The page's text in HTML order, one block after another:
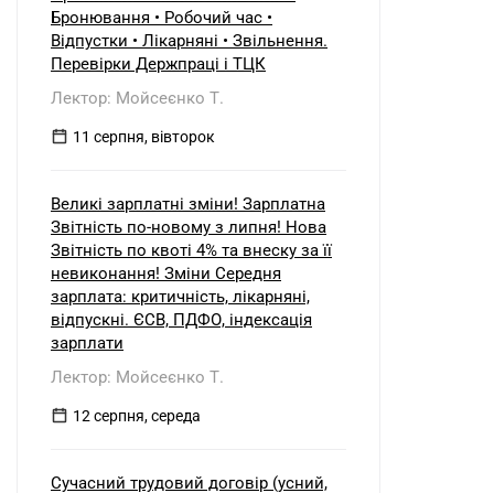
Бронювання • Робочий час •
Відпустки • Лікарняні • Звільнення.
Перевірки Держпраці і ТЦК
Лектор: Мойсеєнко Т.
11 серпня, вівторок
Великі зарплатні зміни! Зарплатна
Звітність по-новому з липня! Нова
Звітність по квоті 4% та внеску за її
невиконання! Зміни Середня
зарплата: критичність, лікарняні,
відпускні. ЄСВ, ПДФО, індексація
зарплати
Лектор: Мойсеєнко Т.
12 серпня, середа
Сучасний трудовий договір (усний,